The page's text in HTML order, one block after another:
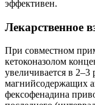
эффективен.
Лекарственное
При совместном
кетоконазолом
увеличивается в
магнийсодержащих
фексофенадина